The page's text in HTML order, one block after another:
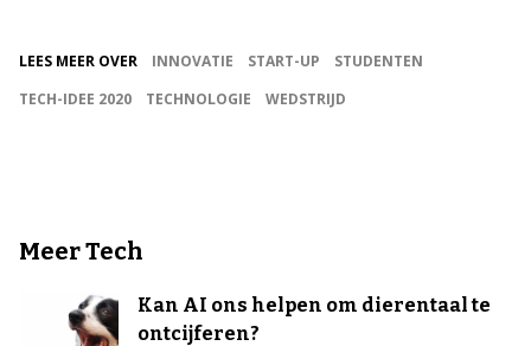
LEES MEER OVER INNOVATIE START-UP
STUDENTEN
TECH-IDEE 2020
TECHNOLOGIE WEDSTRIJD
Meer Tech
Kan AI ons helpen om dierentaal te
ontcijferen?